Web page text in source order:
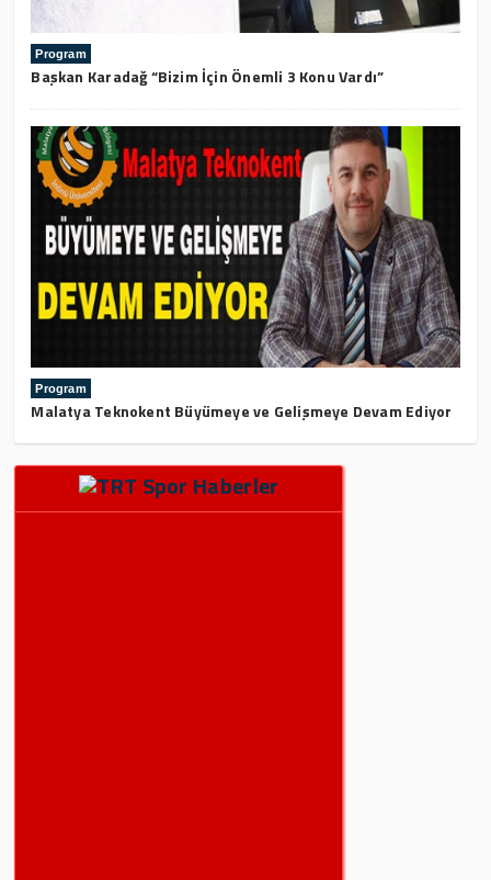
Program
Başkan Karadağ “Bizim İçin Önemli 3 Konu Vardı”
Program
Malatya Teknokent Büyümeye ve Gelişmeye Devam Ediyor